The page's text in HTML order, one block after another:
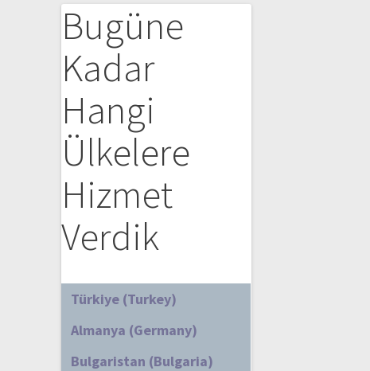
Bugüne
Kadar
Hangi
Ülkelere
Hizmet
Verdik
Türkiye (Turkey)
Almanya (Germany)
Bulgaristan (Bulgaria)